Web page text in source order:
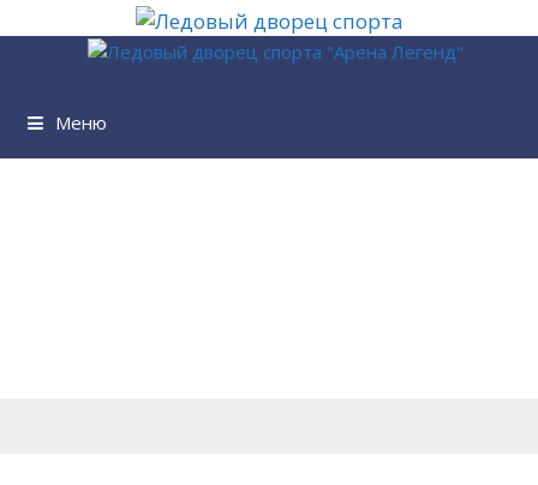
Перейти
содержимому
Меню